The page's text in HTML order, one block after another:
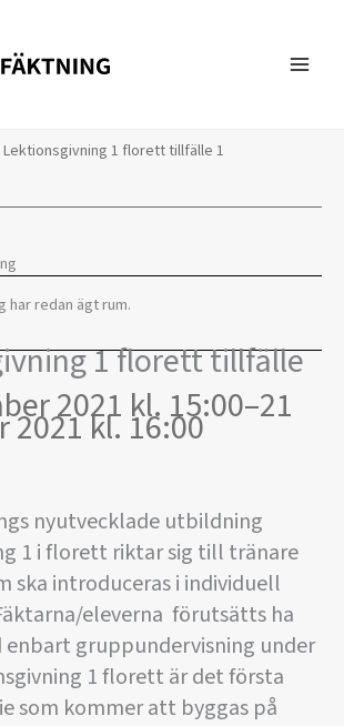
Lektionsgivning 1 florett tillfälle 1
har redan ägt rum.
1 florett tillfälle
2021 kl. 15:00–21
2021 kl. 16:00
nyutvecklade utbildning
1 i florett riktar sig till tränare
ska introduceras i individuell
eleverna förutsätts ha
gruppundervisning under
1 florett är det första
som kommer att byggas på